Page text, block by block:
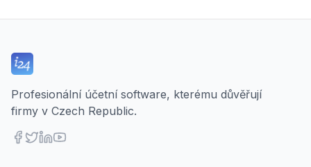
Profesionální účetní software, kterému důvěřují
firmy v Czech Republic.